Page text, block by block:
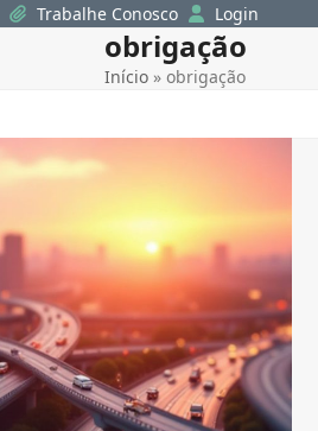
Trabalhe Conosco Login
obrigação
Início »obrigação